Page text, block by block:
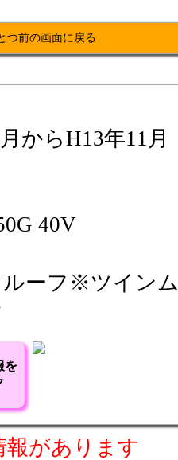
つ前の画面に戻る
からH13年11月
40V
ーフ※ツインム
を
報があります